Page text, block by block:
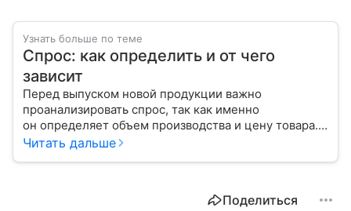
Узнать больше по теме
Спрос: как определить и от чего
зависит
Перед выпуском новой продукции важно
проанализировать спрос, так как именно
он определяет объем производства и цену товара.
С помощью эксперта расскажем, как рассчитать
Читать дальше
Поделиться